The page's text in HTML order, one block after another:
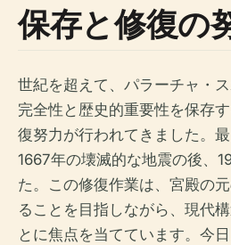
保存と修復の
世紀を超えて、パラーチャ・
完全性と歴史的重要性を保存
復努力が行われてきました。
1667年の壊滅的な地震の後、
た。この修復作業は、宮殿の
ることを目指しながら、現代
とに焦点を当てています。今